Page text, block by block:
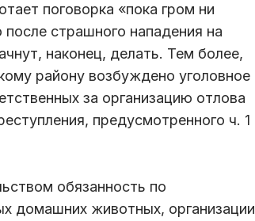
поговорка «пока гром ни
страшного нападения на
наконец, делать. Тем более,
району возбуждено уголовное
за организацию отлова
предусмотренного ч. 1
обязанность по
домашних животных, организации